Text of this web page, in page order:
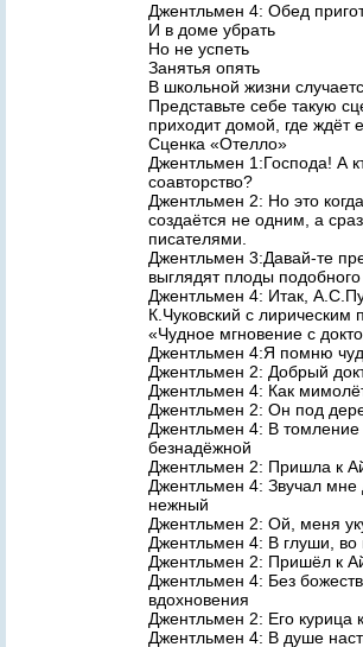
Джентльмен 4: Обед
И в доме убрать
Но не успеть
Занятья опять
В школьной жизни
Представьте себе такую
приходит домой, где ждёт
Сценка «Отелло»
Джентльмен 1:Господа! А
соавторство?
Джентльмен 2: Но это
создаётся не одним, а
писателями.
Джентльмен 3:Давай-те
выглядят плоды подобного
Джентльмен 4: Итак,
К.Чуковский с лирическим
«Чудное мгновение с
Джентльмен 4:Я помню
Джентльмен 2: Добрый
Джентльмен 4: Как
Джентльмен 2: Он под
Джентльмен 4: В томление
безнадёжной
Джентльмен 2: Пришла к
Джентльмен 4: Звучал мне
нежный
Джентльмен 2: Ой, меня
Джентльмен 4: В глуши, во
Джентльмен 2: Пришёл к
Джентльмен 4: Без
вдохновения
Джентльмен 2: Его курица
Джентльмен 4: В душе